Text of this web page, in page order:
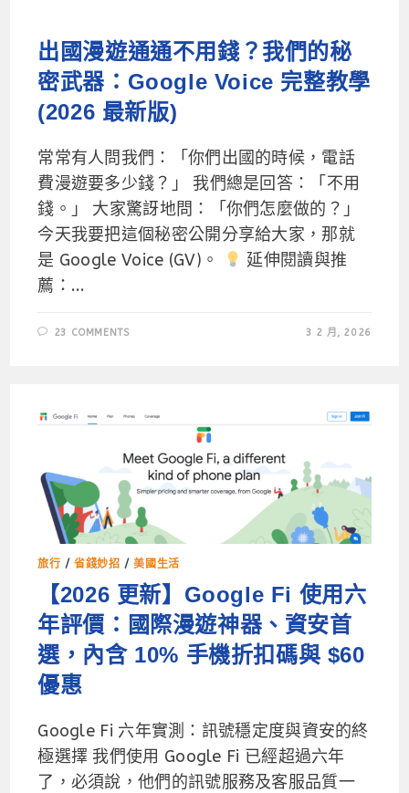
出國漫遊通通不用錢？我們的秘
密武器：Google Voice 完整教學
(2026 最新版)
常常有人問我們：「你們出國的時候，電話
費漫遊要多少錢？」 我們總是回答：「不用
錢。」 大家驚訝地問：「你們怎麼做的？」
今天我要把這個秘密公開分享給大家，那就
是 Google Voice (GV)。
延伸閱讀與推
薦：...
23 COMMENTS 3 2 月, 2026
旅行 /省錢妙招 /美國生活
【2026 更新】Google Fi 使用六
年評價：國際漫遊神器、資安首
選，內含 10% 手機折扣碼與 $60
優惠
Google Fi 六年實測：訊號穩定度與資安的終
極選擇 我們使用 Google Fi 已經超過六年
了，必須說，他們的訊號服務及客服品質一